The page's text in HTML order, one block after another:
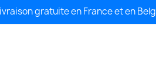
gratuite en France et en